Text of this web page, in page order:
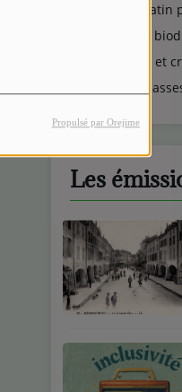
Propulsé par Orejime
Un matin
Vie et
Vivre et
Les